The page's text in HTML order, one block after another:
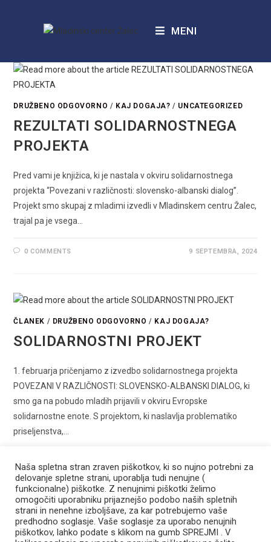
MENI
DRUŽBENO ODGOVORNO / KAJ DOGAJA? / UNCATEGORIZED
REZULTATI SOLIDARNOSTNEGA
PROJEKTA
Pred vami je knjižica, ki je nastala v okviru solidarnostnega
projekta “Povezani v različnosti: slovensko-albanski dialog”.
Projekt smo skupaj z mladimi izvedli v Mladinskem centru Žalec,
trajal pa je vsega…
0 COMMENTS 9 SEPTEMBRA, 2024
ČLANEK / DRUŽBENO ODGOVORNO / KAJ DOGAJA?
SOLIDARNOSTNI PROJEKT
1. februarja pričenjamo z izvedbo solidarnostnega projekta
POVEZANI V RAZLIČNOSTI: SLOVENSKO-ALBANSKI DIALOG, ki
smo ga na pobudo mladih prijavili v okviru Evropske
solidarnostne enote. S projektom, ki naslavlja problematiko
priseljenstva,…
0 COMMENTS 22 JANUARJA, 2024
Mladinski center Žalec
Naša spletna stran zraven piškotkov, ki so nujno potrebni za
delovanje spletne strani, uporablja tudi nenujne (
funkcionalne) piškotke. Z nenujnimi piškotki želimo
omogočiti uporabniku prijaznejšo podobo naših spletnih
strani in nenehne izboljšave, za kar potrebujemo vaše
predhodno soglasje. Vaše soglasje za uporabo nenujnih
piškotkov, lahko podate s klikom na gumb SPREJMI . V